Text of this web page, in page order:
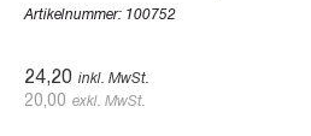
Artikelnummer: 100752
24,20 inkl. MwSt.
20,00 exkl. MwSt.